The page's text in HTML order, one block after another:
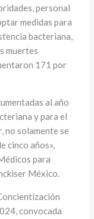
personal
medidas para
bacteriana,
muertes
171 por
al año
y para el
no solamente se
cinco años»,
para
México.
convocada